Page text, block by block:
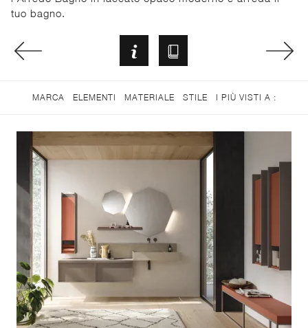
tuo bagno.
MARCA ELEMENTI MATERIALE STILE I PIÙ VISTI A :